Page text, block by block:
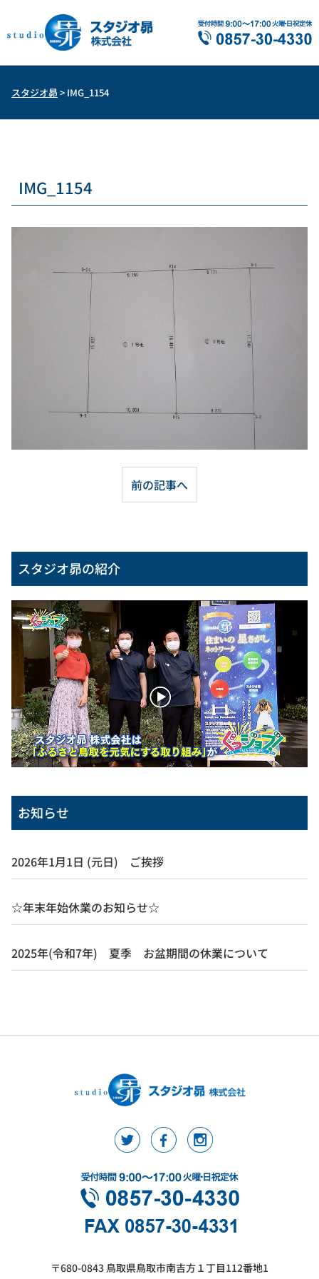
スタジオ昴 > IMG_1154
IMG_1154
前の記事へ
スタジオ昴の紹介
お知らせ
2026年1月1日 (元日) ご挨拶
☆年末年始休業のお知らせ☆
2025年(令和7年) 夏季 お盆期間の休業について
〒680-0843 鳥取県鳥取市南吉方１丁目112番地1